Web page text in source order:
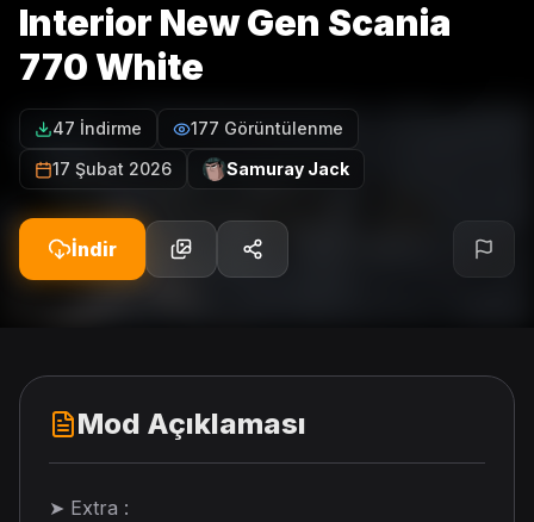
Interior New Gen Scania
770 White
47 İndirme
177 Görüntülenme
17 Şubat 2026
Samuray Jack
İndir
Mod Açıklaması
➤ Extra :